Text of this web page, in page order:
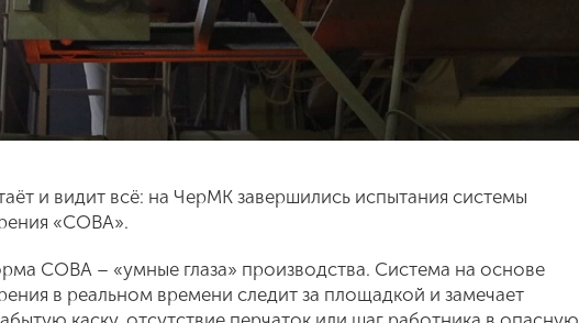
и видит всё: на ЧерМК завершились испытания системы
«СОВА».
СОВА – «умные глаза» производства. Система на основе
в реальном времени следит за площадкой и замечает